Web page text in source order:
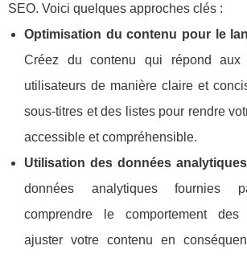
SEO. Voici quelques approches clés :
Optimisation du contenu pour le
Créez du contenu qui répond aux
utilisateurs de manière claire et
sous-titres et des listes pour rendre
accessible et compréhensible.
Utilisation des données analytiques
données analytiques fournies
comprendre le comportement
ajuster votre contenu en